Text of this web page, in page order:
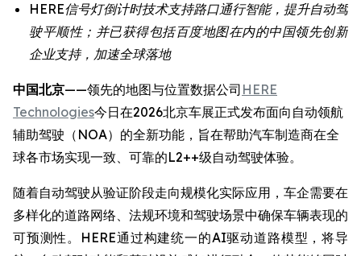
HERE信号灯倒计时技术支持路口通行智能，提升自动驾
驶平顺性；并已获得包括百度地图在内的中国领先创新
企业支持，加速全球落地
中国北京——领先的地图与位置数据公司 HERE
Technologies今日在2026北京车展正式发布面向自动领航
辅助驾驶（NOA）的全新功能，旨在帮助汽车制造商在全
球各市场实现一致、可靠的L2++级自动驾驶体验。
随着自动驾驶从验证阶段走向规模化实际应用，车企需要在
多样化的道路网络、法规环境和驾驶场景中确保车辆表现的
可预测性。HERE通过构建统一的AI驱动道路模型，将导